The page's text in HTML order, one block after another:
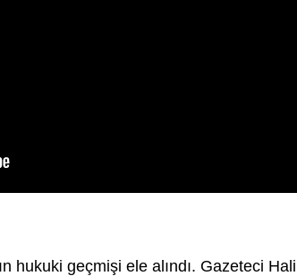
hukuki geçmişi ele alındı. Gazeteci